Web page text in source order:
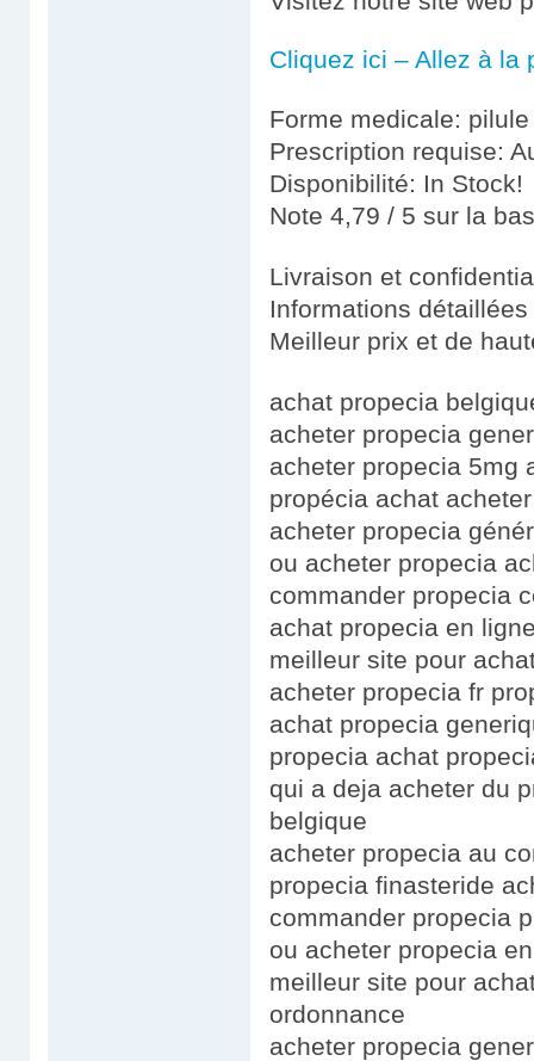
Cliquez ici – Allez à la
Forme medicale: pilule
Prescription requise:
Disponibilité: In Stock!
Note 4,79 / 5 sur la
Livraison et
Informations
Meilleur prix et de
achat propecia
acheter propecia
acheter propecia 5mg
propécia achat
acheter propecia
ou acheter propecia
commander propecia
achat propecia en
meilleur site pour
acheter propecia fr
achat propecia
propecia achat
qui a deja acheter du
belgique
acheter propecia au
propecia finasteride
commander propecia
ou acheter propecia
meilleur site pour
ordonnance
acheter propecia